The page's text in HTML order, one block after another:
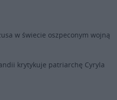
w świecie oszpeconym wojną
krytykuje patriarchę Cyryla